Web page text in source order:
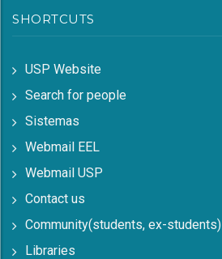
SHORTCUTS
USP Website
Search for people
Sistemas
Webmail EEL
Webmail USP
Contact us
Community(students, ex-students)
Libraries